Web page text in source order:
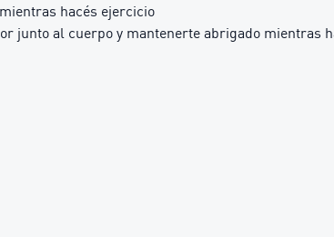
hacés ejercicio
junto al cuerpo y mantenerte abrigado mientras